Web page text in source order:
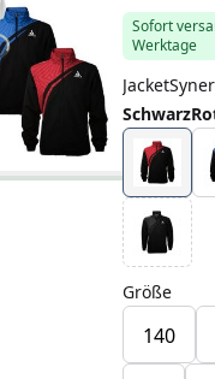
Sofort
Werktage
Größe
140